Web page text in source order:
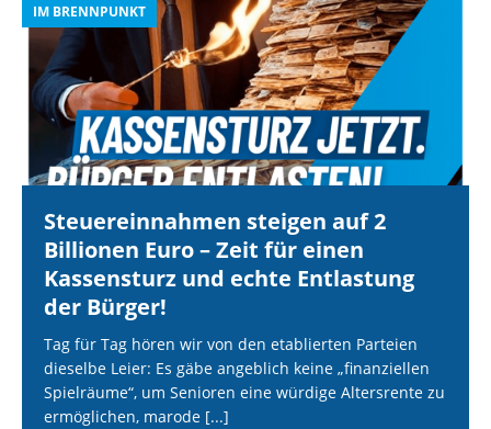
IM BRENNPUNKT
Steuereinnahmen steigen auf 2
Billionen Euro – Zeit für einen
Kassensturz und echte Entlastung
der Bürger!
Tag für Tag hören wir von den etablierten Parteien
dieselbe Leier: Es gäbe angeblich keine „finanziellen
Spielräume“, um Senioren eine würdige Altersrente zu
ermöglichen, marode [...]